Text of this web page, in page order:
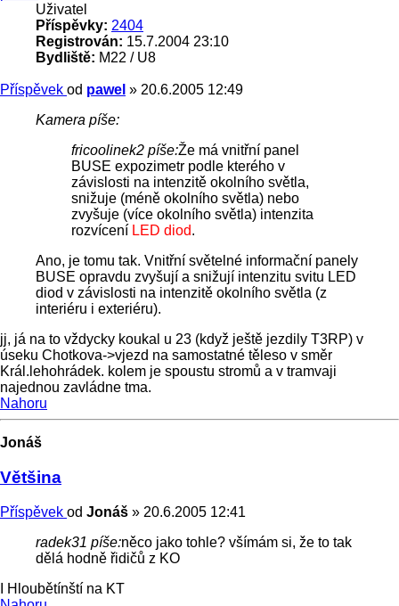
Uživatel
Příspěvky: 2404
Registrován: 15.7.2004 23:10
Bydliště: M22 / U8
Příspěvek od pawel » 20.6.2005 12:49
Kamera píše:
fricoolinek2 píše:Že má vnitřní panel
BUSE expozimetr podle kterého v
závislosti na intenzitě okolního světla,
snižuje (méně okolního světla) nebo
zvyšuje (více okolního světla) intenzita
rozvícení LED diod.
Ano, je tomu tak. Vnitřní světelné informační panely
BUSE opravdu zvyšují a snižují intenzitu svitu LED
diod v závislosti na intenzitě okolního světla (z
interiéru i exteriéru).
jj, já na to vždycky koukal u 23 (když ještě jezdily T3RP) v
úseku Chotkova->vjezd na samostatné těleso v směr
Král.lehohrádek. kolem je spoustu stromů a v tramvaji
najednou zavládne tma.
Nahoru
Jonáš
Většina
Příspěvek od Jonáš » 20.6.2005 12:41
radek31 píše:něco jako tohle? všímám si, že to tak
dělá hodně řidičů z KO
I Hloubětínští na KT